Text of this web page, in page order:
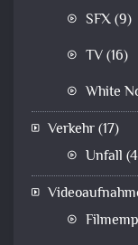
SFX(9)
TV(16)
White
Verkehr(17)
Unfall